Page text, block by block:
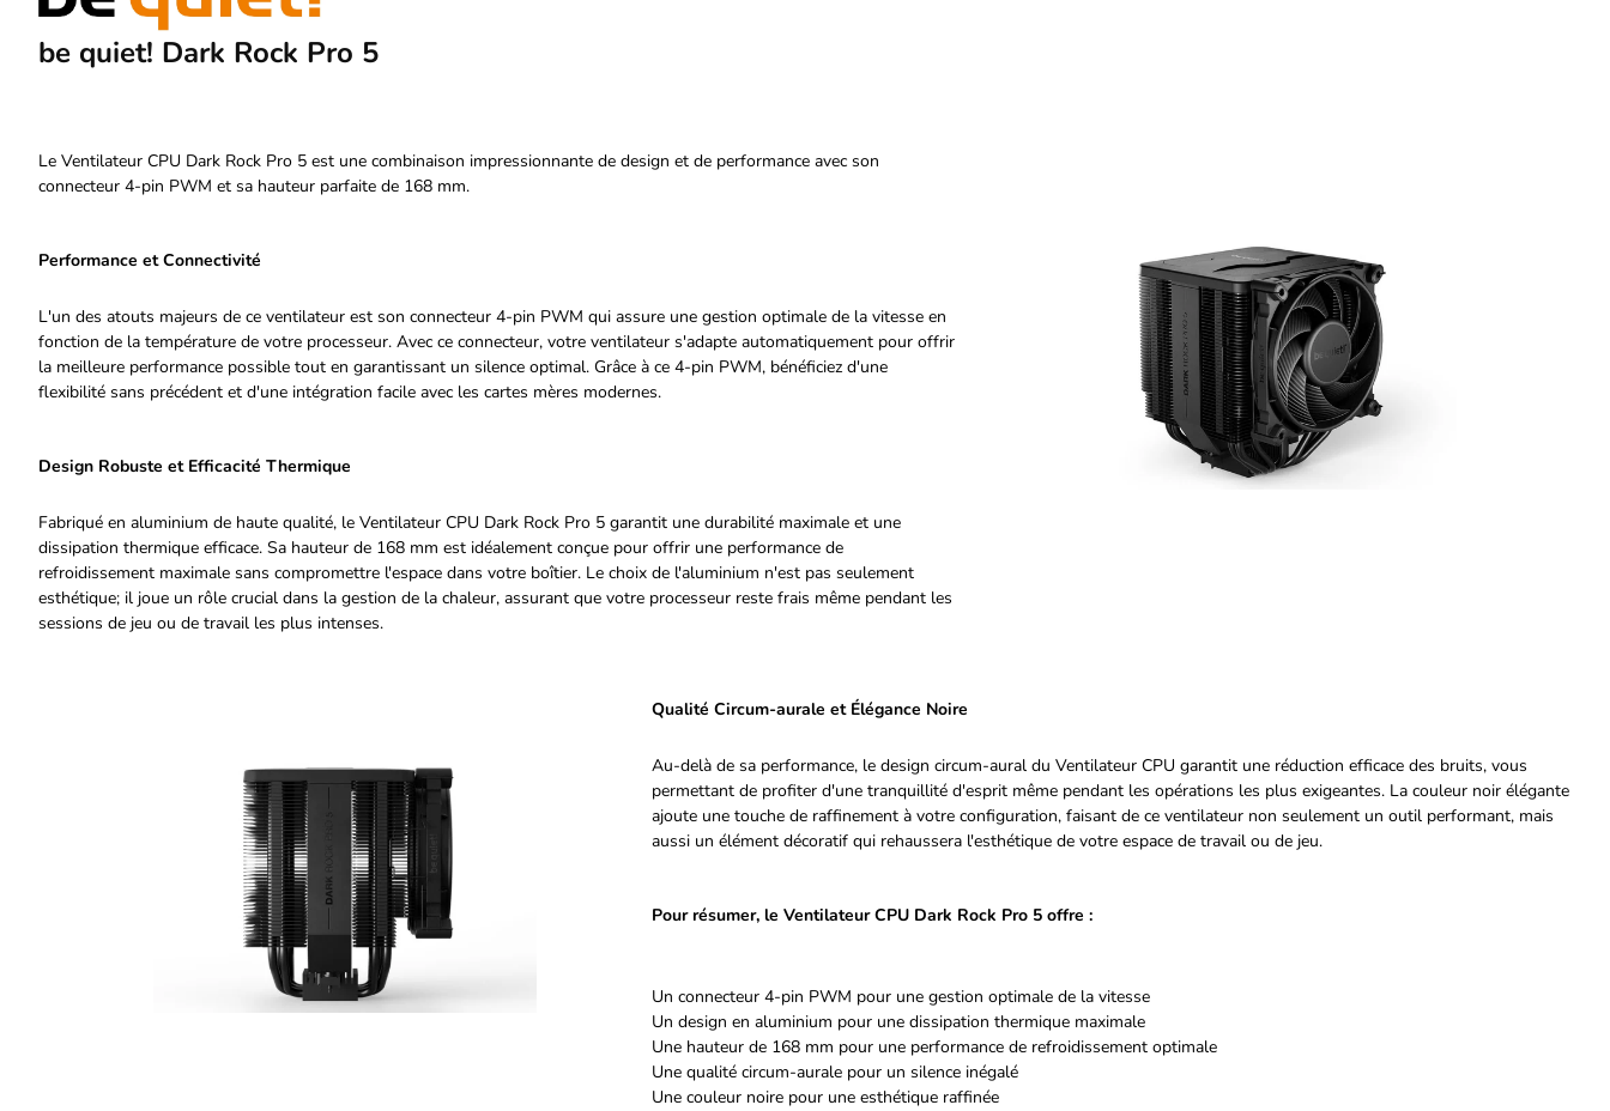
be quiet! Dark Rock Pro 5
Le Ventilateur CPU Dark Rock Pro 5 est une combinaison impressionnante de design et de performance avec son
connecteur 4-pin PWM et sa hauteur parfaite de 168 mm.
Performance et Connectivité
L'un des atouts majeurs de ce ventilateur est son connecteur 4-pin PWM qui assure une gestion optimale de la vitesse en
fonction de la température de votre processeur. Avec ce connecteur, votre ventilateur s'adapte automatiquement pour offrir
la meilleure performance possible tout en garantissant un silence optimal. Grâce à ce 4-pin PWM, bénéficiez d'une
flexibilité sans précédent et d'une intégration facile avec les cartes mères modernes.
Design Robuste et Efficacité Thermique
Fabriqué en aluminium de haute qualité, le Ventilateur CPU Dark Rock Pro 5 garantit une durabilité maximale et une
dissipation thermique efficace. Sa hauteur de 168 mm est idéalement conçue pour offrir une performance de
refroidissement maximale sans compromettre l'espace dans votre boîtier. Le choix de l'aluminium n'est pas seulement
esthétique; il joue un rôle crucial dans la gestion de la chaleur, assurant que votre processeur reste frais même pendant les
sessions de jeu ou de travail les plus intenses.
Qualité Circum-aurale et Élégance Noire
Au-delà de sa performance, le design circum-aural du Ventilateur CPU garantit une réduction efficace des bruits, vous
permettant de profiter d'une tranquillité d'esprit même pendant les opérations les plus exigeantes. La couleur noir élégante
ajoute une touche de raffinement à votre configuration, faisant de ce ventilateur non seulement un outil performant, mais
aussi un élément décoratif qui rehaussera l'esthétique de votre espace de travail ou de jeu.
Pour résumer, le Ventilateur CPU Dark Rock Pro 5 offre :
Un connecteur 4-pin PWM pour une gestion optimale de la vitesse
Un design en aluminium pour une dissipation thermique maximale
Une hauteur de 168 mm pour une performance de refroidissement optimale
Une qualité circum-aurale pour un silence inégalé
Une couleur noire pour une esthétique raffinée